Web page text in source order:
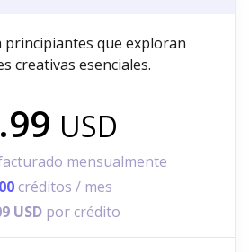
principiantes que exploran
creativas esenciales.
USD
mensualmente
créditos / mes
USD por crédito